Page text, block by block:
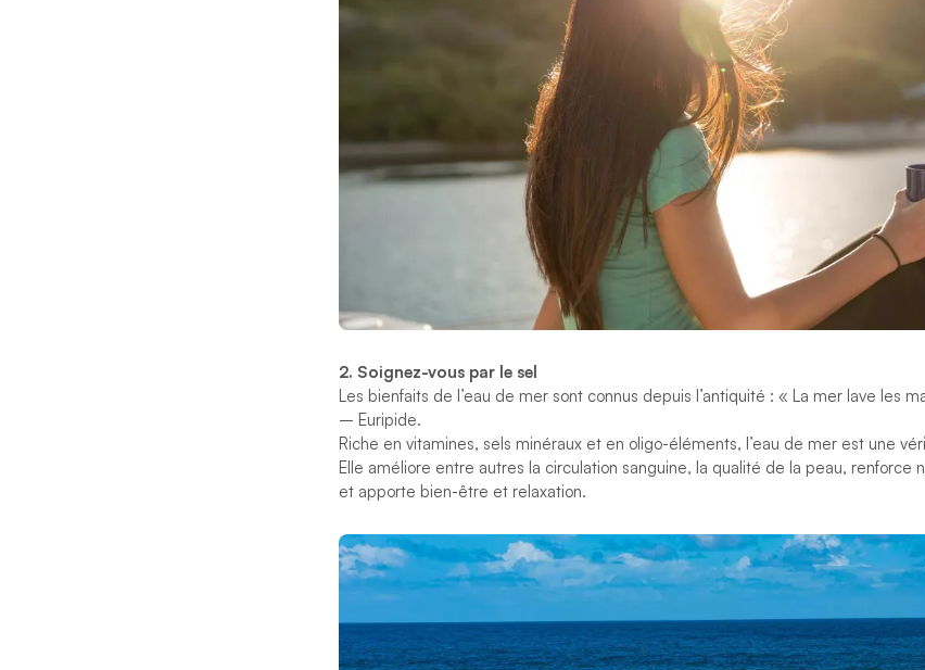
2. Soignez-vous par le sel
Les bienfaits de l’eau de mer sont connus depuis l’antiquité : « La mer lave les
– Euripide.
Riche en vitamines, sels minéraux et en oligo-éléments, l’eau de mer est une
Elle améliore entre autres la circulation sanguine, la qualité de la peau, renforce
et apporte bien-être et relaxation.